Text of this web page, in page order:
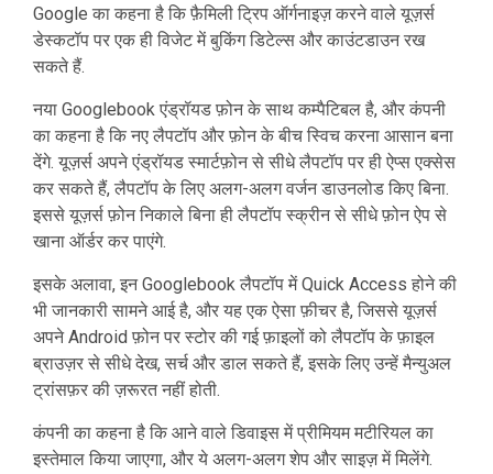
Google का कहना है कि फ़ैमिली ट्रिप ऑर्गनाइज़ करने वाले यूज़र्स
डेस्कटॉप पर एक ही विजेट में बुकिंग डिटेल्स और काउंटडाउन रख
सकते हैं.
नया Googlebook एंड्रॉयड फ़ोन के साथ कम्पैटिबल है, और कंपनी
का कहना है कि नए लैपटॉप और फ़ोन के बीच स्विच करना आसान बना
देंगे. यूज़र्स अपने एंड्रॉयड स्मार्टफ़ोन से सीधे लैपटॉप पर ही ऐप्स एक्सेस
कर सकते हैं, लैपटॉप के लिए अलग-अलग वर्जन डाउनलोड किए बिना.
इससे यूज़र्स फ़ोन निकाले बिना ही लैपटॉप स्क्रीन से सीधे फ़ोन ऐप से
खाना ऑर्डर कर पाएंगे.
इसके अलावा, इन Googlebook लैपटॉप में Quick Access होने की
भी जानकारी सामने आई है, और यह एक ऐसा फ़ीचर है, जिससे यूज़र्स
अपने Android फ़ोन पर स्टोर की गई फ़ाइलों को लैपटॉप के फ़ाइल
ब्राउज़र से सीधे देख, सर्च और डाल सकते हैं, इसके लिए उन्हें मैन्युअल
ट्रांसफ़र की ज़रूरत नहीं होती.
कंपनी का कहना है कि आने वाले डिवाइस में प्रीमियम मटीरियल का
इस्तेमाल किया जाएगा, और ये अलग-अलग शेप और साइज़ में मिलेंगे.